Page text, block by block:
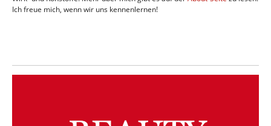
Ich freue mich, wenn wir uns kennenlernen!